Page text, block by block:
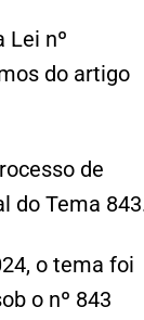
Lei nº
do artigo
de
do Tema
o tema foi
o nº 843